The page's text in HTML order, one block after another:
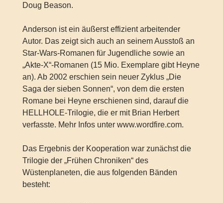
Doug Beason.
Anderson ist ein äußerst effizient arbeitender
Autor. Das zeigt sich auch an seinem Ausstoß an
Star-Wars-Romanen für Jugendliche sowie an
„Akte-X“-Romanen (15 Mio. Exemplare gibt Heyne
an). Ab 2002 erschien sein neuer Zyklus „Die
Saga der sieben Sonnen“, von dem die ersten
Romane bei Heyne erschienen sind, darauf die
HELLHOLE-Trilogie, die er mit Brian Herbert
verfasste. Mehr Infos unter www.wordfire.com.
Das Ergebnis der Kooperation war zunächst die
Trilogie der „Frühen Chroniken“ des
Wüstenplaneten, die aus folgenden Bänden
besteht: